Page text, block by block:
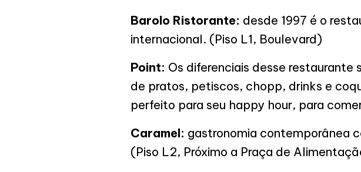
Barolo Ristorante: desde 1997 é o
internacional. (Piso L1, Boulevard)
Point: Os diferenciais desse
de pratos, petiscos, chopp, drinks e
perfeito para seu happy hour, para
Caramel: gastronomia contemporânea
(Piso L2, Próximo a Praça de